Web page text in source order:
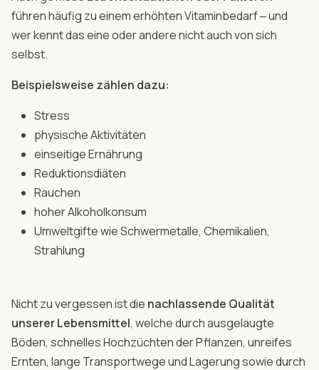
führen häufig zu einem erhöhten Vitaminbedarf ‒ und
wer kennt das eine oder andere nicht auch von sich
selbst.
Beispielsweise zählen dazu:
Stress
physische Aktivitäten
einseitige Ernährung
Reduktionsdiäten
Rauchen
hoher Alkoholkonsum
Umweltgifte wie Schwermetalle, Chemikalien,
Strahlung
Nicht zu vergessen ist die nachlassende Qualität
unserer Lebensmittel, welche durch ausgelaugte
Böden, schnelles Hochzüchten der Pflanzen, unreifes
Ernten, lange Transportwege und Lagerung sowie durch